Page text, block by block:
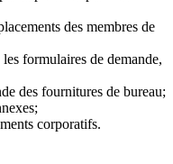
des membres de
formulaires de demande,
des fournitures de bureau;
corporatifs.